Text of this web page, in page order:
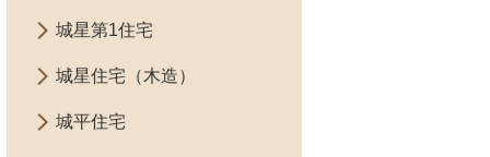
城星第1住宅
城星住宅（木造）
城平住宅